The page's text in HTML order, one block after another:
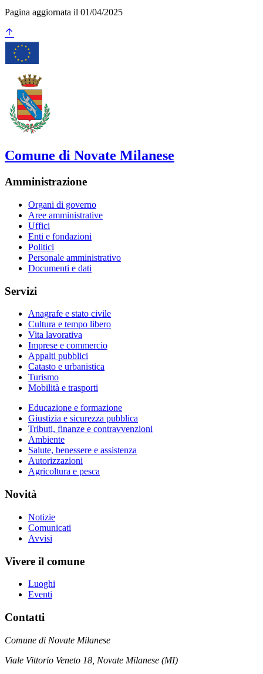
Pagina aggiornata il 01/04/2025
Comune di Novate Milanese
Amministrazione
Organi di governo
Aree amministrative
Uffici
Enti e fondazioni
Politici
Personale amministrativo
Documenti e dati
Servizi
Anagrafe e stato civile
Cultura e tempo libero
Vita lavorativa
Imprese e commercio
Appalti pubblici
Catasto e urbanistica
Turismo
Mobilità e trasporti
Educazione e formazione
Giustizia e sicurezza pubblica
Tributi, finanze e contravvenzioni
Ambiente
Salute, benessere e assistenza
Autorizzazioni
Agricoltura e pesca
Novità
Notizie
Comunicati
Avvisi
Vivere il comune
Luoghi
Eventi
Contatti
Comune di Novate Milanese
Viale Vittorio Veneto 18, Novate Milanese (MI)